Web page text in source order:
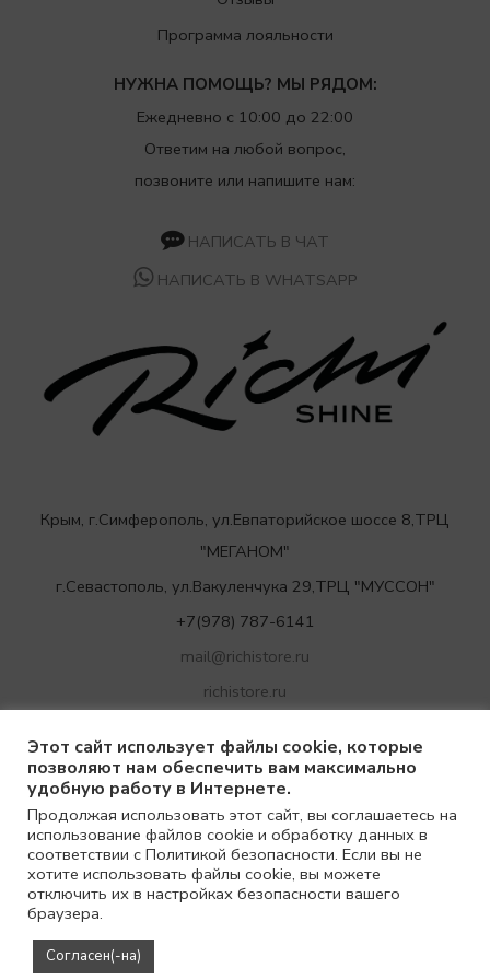
Программа лояльности
НУЖНА ПОМОЩЬ? МЫ РЯДОМ:
Ежедневно с 10:00 до 22:00
Ответим на любой вопрос,
позвоните или напишите нам:
НАПИСАТЬ В ЧАТ
НАПИСАТЬ В WHATSAPP
Крым, г.Симферополь, ул.Евпаторийское шоссе 8,ТРЦ
"МЕГАНОМ"
г.Севастополь, ул.Вакуленчука 29,ТРЦ "МУССОН"
+7(978) 787-6141
mail@richistore.ru
richistore.ru
Этот сайт использует файлы cookie, которые
позволяют нам обеспечить вам максимально
удобную работу в Интернете.
Продолжая использовать этот сайт, вы соглашаетесь на
использование файлов cookie и обработку данных в
соответствии с Политикой безопасности. Если вы не
хотите использовать файлы cookie, вы можете
отключить их в настройках безопасности вашего
браузера.
Согласен(-на)